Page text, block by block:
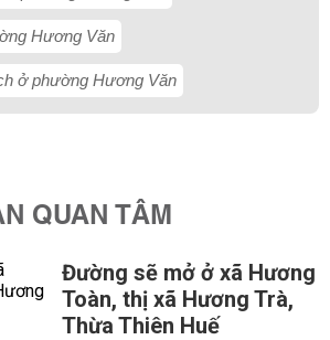
Hương Văn
ở phường Hương Văn
QUAN TÂM
Đường sẽ mở ở xã Hương
Toàn, thị xã Hương Trà,
Thừa Thiên Huế